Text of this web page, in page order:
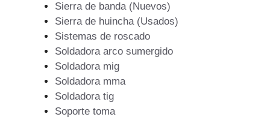
Sierra de banda (Nuevos)
Sierra de huincha (Usados)
Sistemas de roscado
Soldadora arco sumergido
Soldadora mig
Soldadora mma
Soldadora tig
Soporte toma